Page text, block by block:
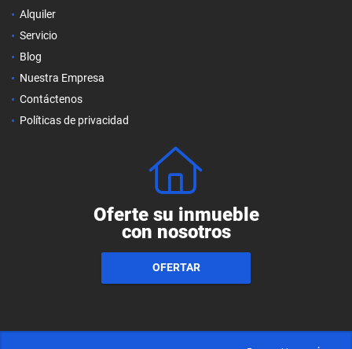
Alquiler
Servicio
Blog
Nuestra Empresa
Contáctenos
Políticas de privacidad
Oferte su inmueble
con nosotros
OFERTAR